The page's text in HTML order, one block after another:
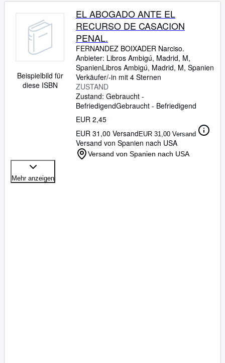
Beispielbild für
diese ISBN
EL ABOGADO ANTE EL
RECURSO DE CASACION
PENAL.
FERNANDEZ BOIXADER Narciso.
Anbieter: Libros Ambigú, Madrid, M,
SpanienLibros Ambigú, Madrid, M, Spanien
Verkäufer/-in mit 4 Sternen
ZUSTAND
Zustand: Gebraucht -
BefriedigendGebraucht - Befriedigend
EUR 2,45
EUR 31,00 VersandEUR 31,00 Versand
Versand von Spanien nach USA
Versand von Spanien nach USA
Mehr anzeigen